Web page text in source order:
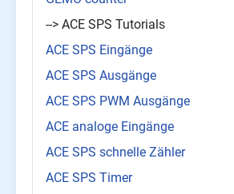
--> ACE SPS Tutorials
ACE SPS Eingänge
ACE SPS Ausgänge
ACE SPS PWM Ausgänge
ACE analoge Eingänge
ACE SPS schnelle Zähler
ACE SPS Timer